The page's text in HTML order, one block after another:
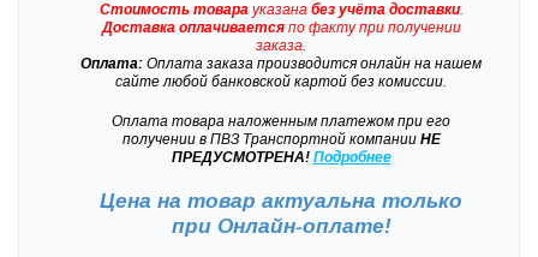
Стоимость товарауказана без учёта доставки.
Доставкаоплачиваетсяпо факту при получении
заказа.
Оплата: Оплата заказа производится онлайн на нашем
сайте любой банковской картой без комиссии.
Оплата товара наложенным платежом при его
получении в ПВЗ Транспортной компанииНЕ
ПРЕДУСМОТРЕНА! Подробнее
Цена на товар актуальна только
при Онлайн-оплате!